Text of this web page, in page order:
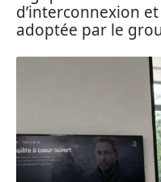
d’interconnexion
adoptée par le